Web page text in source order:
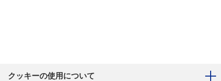
クッキーの使用について